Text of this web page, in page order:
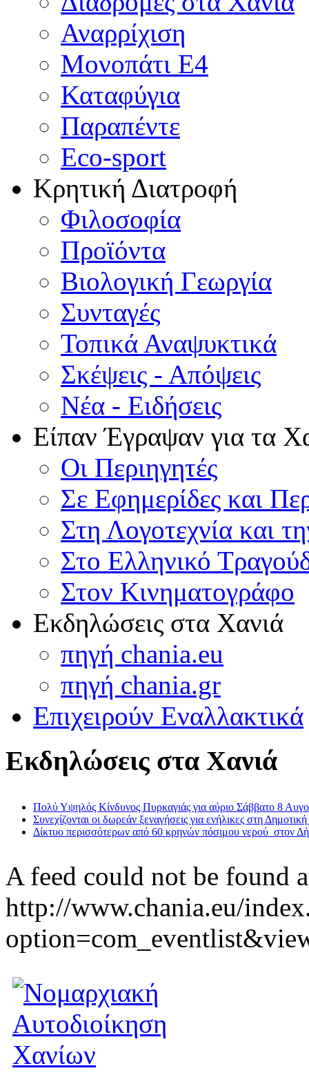
Αναρρίχιση
Μονοπάτι Ε4
Καταφύγια
Παραπέντε
Eco-sport
Κρητική Διατροφή
Φιλοσοφία
Προϊόντα
Βιολογική Γεωργία
Συνταγές
Τοπικά Αναψυκτικά
Σκέψεις - Απόψεις
Νέα - Ειδήσεις
Είπαν Έγραψαν για τα
Οι Περιηγητές
Σε Εφημερίδες και
Στη Λογοτεχνία και
Στο Ελληνικό
Στον Κινηματογράφο
Εκδηλώσεις στα Χανιά
πηγή chania.eu
πηγή chania.gr
Επιχειρούν Εναλλακτικά
Εκδηλώσεις στα Χανιά
Πολύ Υψηλός Κίνδυνος Πυρκαγιάς για αύριο Σάββατο 8
Συνεχίζονται οι δωρεάν ξεναγήσεις για ενήλικες στη
Δίκτυο περισσότερων από 60 κρηνών πόσιμου νερού στον
A feed could not be found
http://www.chania.eu/